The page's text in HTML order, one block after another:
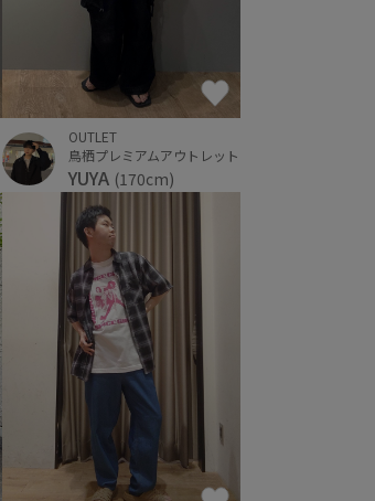
OUTLET
鳥栖プレミアムアウトレット
YUYA (170cm)